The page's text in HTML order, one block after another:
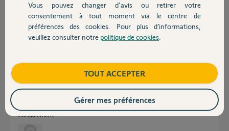
Devis avec un pro
Contact
Plus.
Bonne journée,
Thomas M. il y a presque 7 ans
Merci pour votre réponse rapide, est-ce qu'il y a un produit chez vous qui
est compatible avec un système de cellule reflex ?
Cordialement
Vous pouvez changer d'avis ou retirer votre
consentement à tout moment via le centre de
préférences des cookies. Pour plus d’informations,
veuillez consulter notre politique de cookies
TOUT ACCEPTER
Gérer mes préférences